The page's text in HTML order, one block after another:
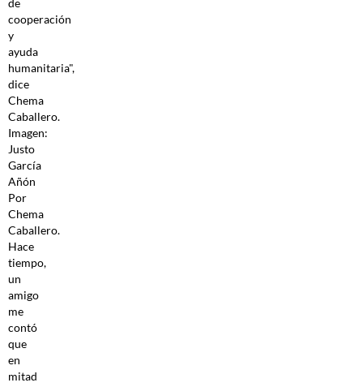
Por
Chema
Caballero.
Hace
tiempo,
un
amigo
me
contó
que
en
mitad